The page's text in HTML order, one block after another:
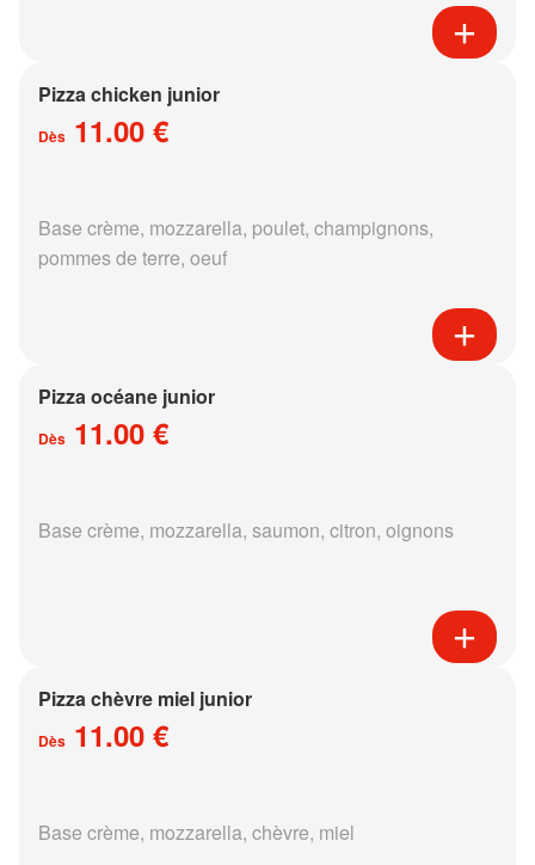
Pizza chicken junior
Dès 11.00 €
Base crème, mozzarella, poulet, champignons,
pommes de terre, oeuf
Pizza océane junior
Dès 11.00 €
Base crème, mozzarella, saumon, citron, oignons
Pizza chèvre miel junior
Dès 11.00 €
Base crème, mozzarella, chèvre, miel